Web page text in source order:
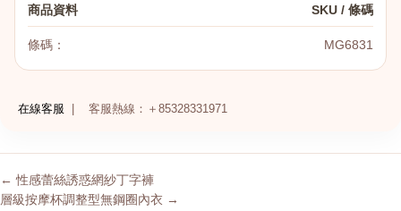
商品資料 SKU / 條碼
條碼： MG6831
在線客服 客服熱線：＋85328331971
← 性感蕾絲誘惑網紗丁字褲
層級按摩杯調整型無鋼圈內衣 →